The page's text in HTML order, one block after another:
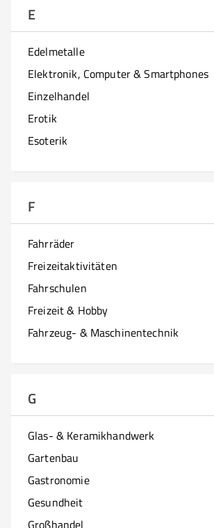
E
Edelmetalle
Elektronik, Computer & Smartphones
Einzelhandel
Erotik
Esoterik
F
Fahrräder
Freizeitaktivitäten
Fahrschulen
Freizeit & Hobby
Fahrzeug- & Maschinentechnik
G
Glas- & Keramikhandwerk
Gartenbau
Gastronomie
Gesundheit
Großhandel